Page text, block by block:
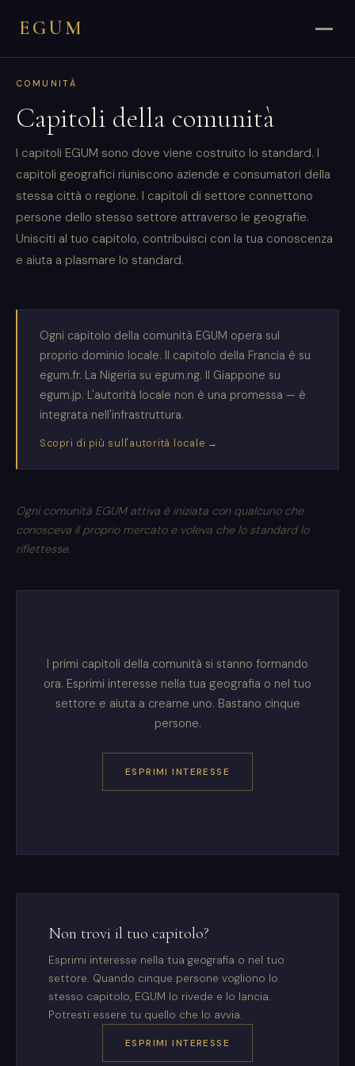
EGUM
COMUNITÀ
Capitoli della comunità
I capitoli EGUM sono dove viene costruito lo standard. I
capitoli geografici riuniscono aziende e consumatori della
stessa città o regione. I capitoli di settore connettono
persone dello stesso settore attraverso le geografie.
Unisciti al tuo capitolo, contribuisci con la tua conoscenza
e aiuta a plasmare lo standard.
Ogni capitolo della comunità EGUM opera sul
proprio dominio locale. Il capitolo della Francia è su
egum.fr. La Nigeria su egum.ng. Il Giappone su
egum.jp. L'autorità locale non è una promessa — è
integrata nell'infrastruttura.
Scopri di più sull'autorità locale →
Ogni comunità EGUM attiva è iniziata con qualcuno che
conosceva il proprio mercato e voleva che lo standard lo
riflettesse.
I primi capitoli della comunità si stanno formando
ora. Esprimi interesse nella tua geografia o nel tuo
settore e aiuta a crearne uno. Bastano cinque
persone.
ESPRIMI INTERESSE
Non trovi il tuo capitolo?
Esprimi interesse nella tua geografia o nel tuo
settore. Quando cinque persone vogliono lo
stesso capitolo, EGUM lo rivede e lo lancia.
Potresti essere tu quello che lo avvia.
ESPRIMI INTERESSE